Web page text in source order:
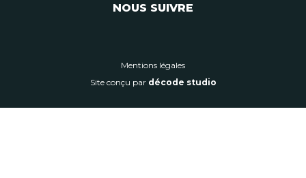
NOUS SUIVRE
Mentions légales
Site conçu par décode studio